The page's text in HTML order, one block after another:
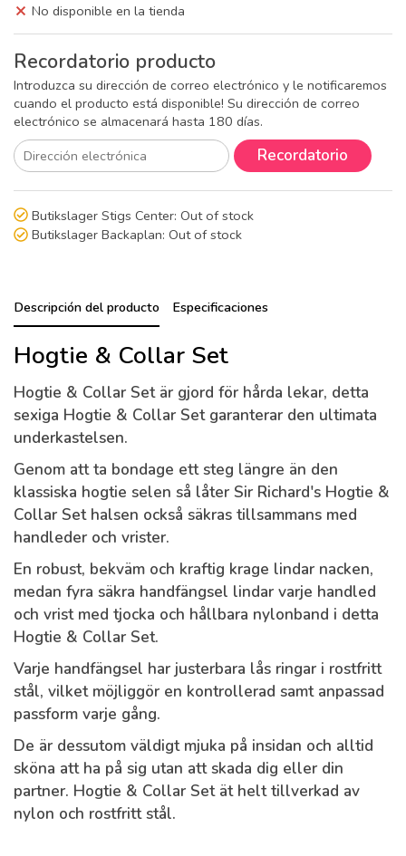
No disponible en la tienda
Recordatorio producto
Introduzca su dirección de correo electrónico y le notificaremos
cuando el producto está disponible! Su dirección de correo
electrónico se almacenará hasta 180 días.
Recordatorio
Butikslager Stigs Center: Out of stock
Butikslager Backaplan: Out of stock
Descripción del producto Especificaciones
Hogtie & Collar Set
Hogtie & Collar Set är gjord för hårda lekar, detta
sexiga Hogtie & Collar Set garanterar den ultimata
underkastelsen.
Genom att ta bondage ett steg längre än den
klassiska hogtie selen så låter Sir Richard's Hogtie &
Collar Set halsen också säkras tillsammans med
handleder och vrister.
En robust, bekväm och kraftig krage lindar nacken,
medan fyra säkra handfängsel lindar varje handled
och vrist med tjocka och hållbara nylonband i detta
Hogtie & Collar Set.
Varje handfängsel har justerbara lås ringar i rostfritt
stål, vilket möjliggör en kontrollerad samt anpassad
passform varje gång.
De är dessutom väldigt mjuka på insidan och alltid
sköna att ha på sig utan att skada dig eller din
partner. Hogtie & Collar Set ät helt tillverkad av
nylon och rostfritt stål.